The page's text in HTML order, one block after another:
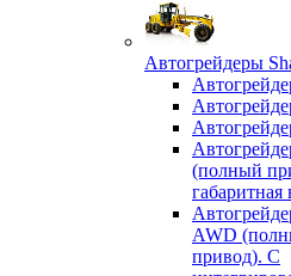
Автогрейдеры
(полный
габаритная
AWD
привод). С